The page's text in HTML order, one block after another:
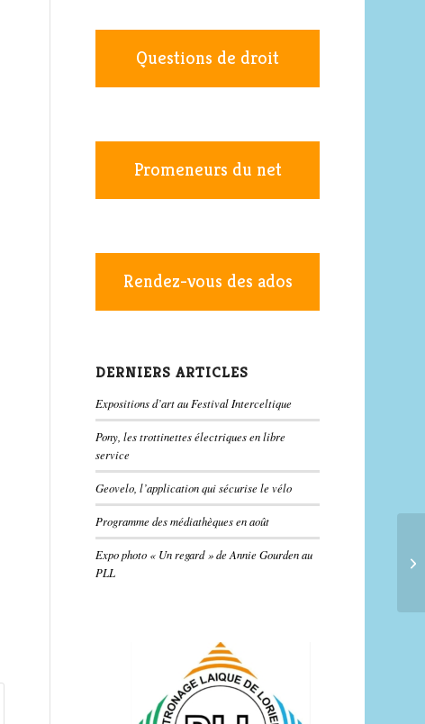
Questions de droit
Promeneurs du net
Rendez-vous des ados
DERNIERS ARTICLES
Expositions d’art au Festival Interceltique
Pony, les trottinettes électriques en libre
service
Geovelo, l’application qui sécurise le vélo
Programme des médiathèques en août
Expo photo « Un regard » de Annie Gourden au
PLL